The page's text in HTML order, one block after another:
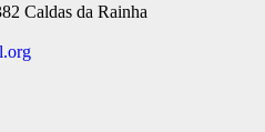
Caldas da Rainha